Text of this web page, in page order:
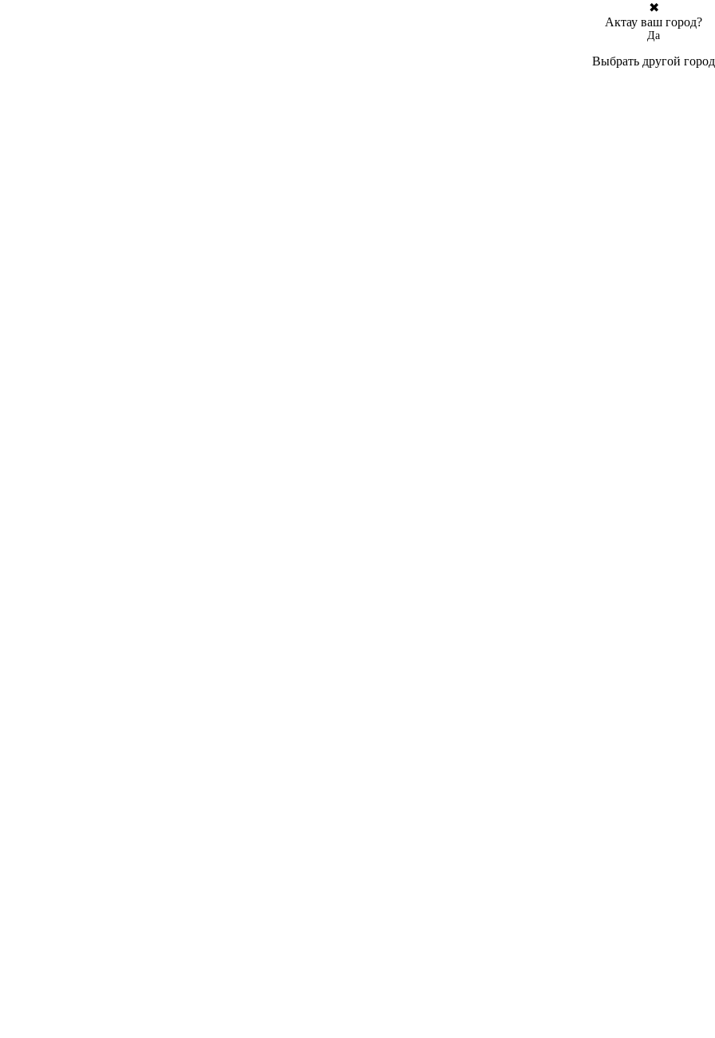
✖
Актау ваш город?
Да
Выбрать другой город